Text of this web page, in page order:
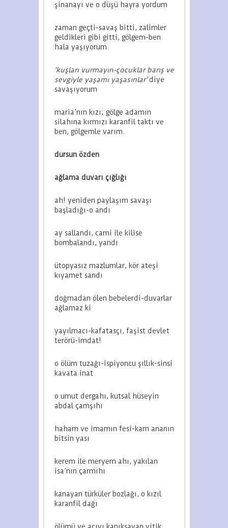
şinanayı ve o düşü hayra yordum
zaman geçti-savaş bitti, zalimler
geldikleri gibi gitti, gölgem-ben
hala yaşıyorum
‘kuşları vurmayın-çocuklar barış ve
sevgiyle yaşamı yaşasınlar’diye
savaşıyorum
maria’nın kızı; gölge adamın
silahına kırmızı karanfil taktı ve
ben, gölgemle varım.
dursun özden
ağlama duvarı çığlığı
ah! yeniden paylaşım savaşı
başladığı-o andı
ay sallandı, cami ile kilise
bombalandı, yandı
ütopyasız mazlumlar, kör ateşi
kıyamet sandı
doğmadan ölen bebelerdi-duvarlar
ağlamaz ki
yayılmacı-kafatasçı, faşist devlet
terörü-imdat!
o ölüm tuzağı-ispiyoncu şıllık-sinsi
kavata inat
o umut dergahı, kutsal hüseyin
abdal çamşıhı
haham ve imamın fesi-kam ananın
bitsin yası
kerem ile meryem ahı, yakılan
isa’nın çarmıhı
kanayan türküler bozlağı, o kızıl
karanfil dağı